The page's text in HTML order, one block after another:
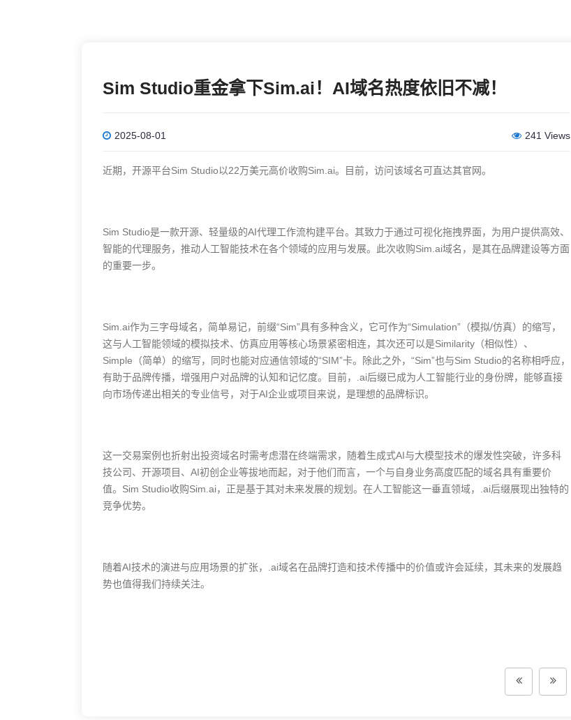
Sim Studio重金拿下Sim.ai！AI域名热度依旧不减！
2025-08-01 241 Views
近期，开源平台Sim Studio以22万美元高价收购Sim.ai。目前，访问该域名可直达其官网。
Sim Studio是一款开源、轻量级的AI代理工作流构建平台。其致力于通过可视化拖拽界面，为用户提供高效、
智能的代理服务，推动人工智能技术在各个领域的应用与发展。此次收购Sim.ai域名，是其在品牌建设等方面
的重要一步。
Sim.ai作为三字母域名，简单易记，前缀“Sim”具有多种含义，它可作为“Simulation”（模拟/仿真）的缩写，
这与人工智能领域的模拟技术、仿真应用等核心场景紧密相连，其次还可以是Similarity（相似性）、
Simple（简单）的缩写，同时也能对应通信领域的“SIM”卡。除此之外，“Sim”也与Sim Studio的名称相呼应，
有助于品牌传播，增强用户对品牌的认知和记忆度。目前，.ai后缀已成为人工智能行业的身份牌，能够直接
向市场传递出相关的专业信号，对于AI企业或项目来说，是理想的品牌标识。
这一交易案例也折射出投资域名时需考虑潜在终端需求，随着生成式AI与大模型技术的爆发性突破，许多科
技公司、开源项目、AI初创企业等拔地而起，对于他们而言，一个与自身业务高度匹配的域名具有重要价
值。Sim Studio收购Sim.ai，正是基于其对未来发展的规划。在人工智能这一垂直领域，.ai后缀展现出独特的
竞争优势。
随着AI技术的演进与应用场景的扩张，.ai域名在品牌打造和技术传播中的价值或许会延续，其未来的发展趋
势也值得我们持续关注。